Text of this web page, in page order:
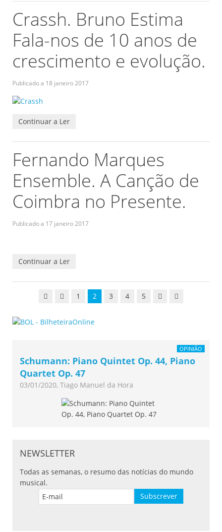
Crassh. Bruno Estima
Fala-nos de 10 anos de
crescimento e evolução.
Publicado a 18 janeiro 2017
Continuar a Ler
Fernando Marques
Ensemble. A Canção de
Coimbra no Presente.
Publicado a 17 janeiro 2017
Continuar a Ler
1 2 3 4 5
OPINIÃO
Schumann: Piano Quintet Op. 44, Piano
Quartet Op. 47
03/01/2020, Tiago Manuel da Hora
NEWSLETTER
Todas as semanas, o resumo das notícias do mundo
musical.